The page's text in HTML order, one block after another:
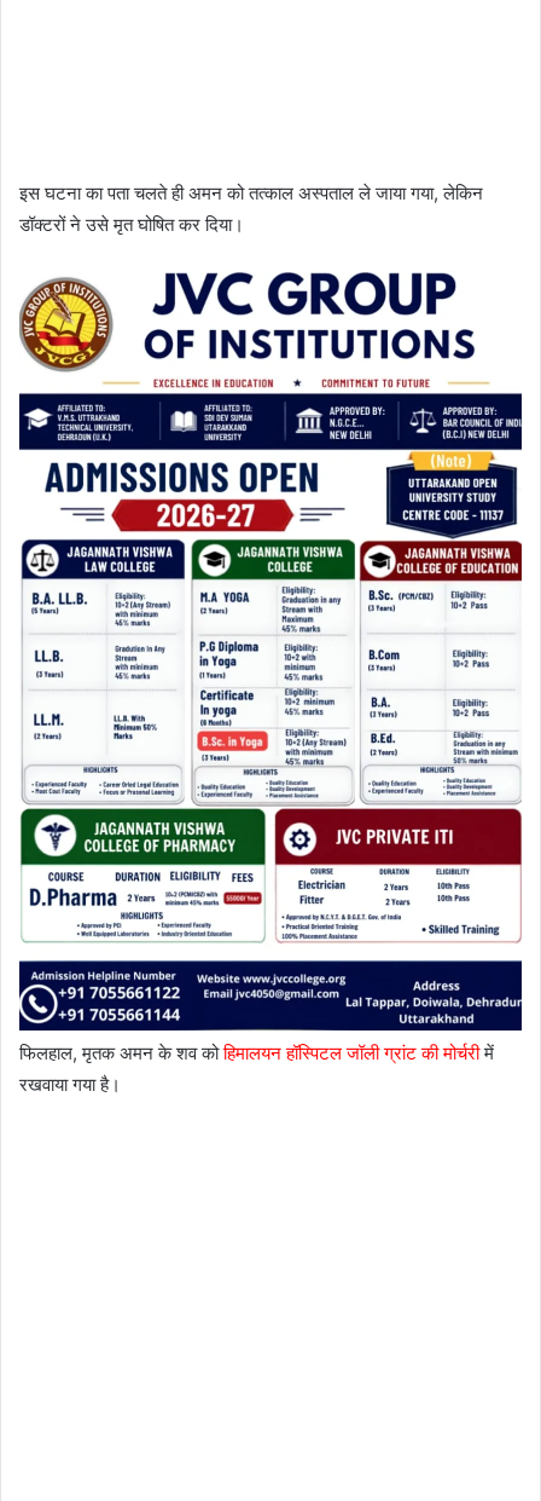
इस घटना का पता चलते ही अमन को तत्काल अस्पताल ले जाया गया, लेकिन
डॉक्टरों ने उसे मृत घोषित कर दिया।
फिलहाल, मृतक अमन के शव कोहिमालयन हॉस्पिटल जॉली ग्रांट की मोर्चरीमें
रखवाया गया है।